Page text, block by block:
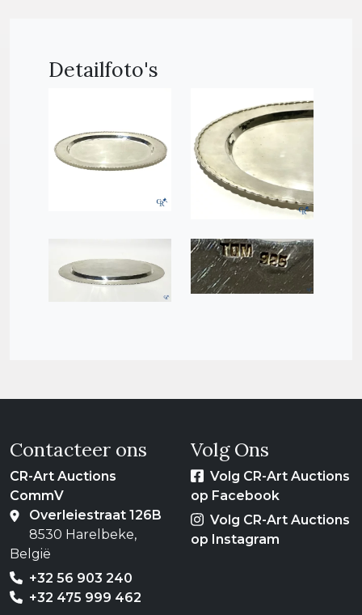
Detailfoto's
Contacteer ons
CR-Art Auctions
CommV
Overleiestraat 126B
8530 Harelbeke,
België
+32 56 903 240
+32 475 999 462
Volg Ons
Volg CR-Art Auctions
op Facebook
Volg CR-Art Auctions
op Instagram